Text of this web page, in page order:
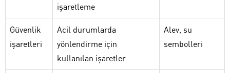
işaretleme
Güvenlik
işaretleri
Acil durumlarda
yönlendirme için
kullanılan işaretler
Alev, su
sembolleri